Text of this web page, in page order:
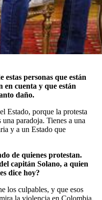
estas personas que están
en cuenta y que están
daño.
Estado, porque la protesta
paradoja. Tienes a una
y a un Estado que
de quienes protestan.
capitán Solano, a quien
dice hoy?
los culpables, y que esos
la violencia en Colombia,